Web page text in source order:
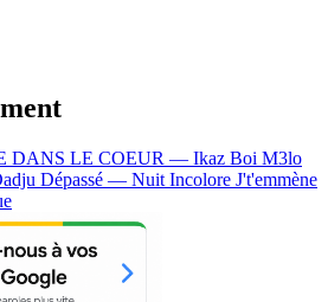
DANS LE COEUR — Ikaz Boi M3lo
Dépassé — Nuit Incolore J't'emmène